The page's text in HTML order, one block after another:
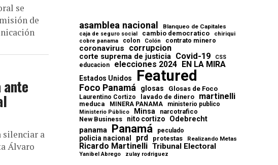
se
de
ante
silenciar a
Álvaro
asamblea nacional Blanqueo de Capitales
caja de seguro social cambio democratico chiriqui
cobre panama colon Colón contrato minero
coronavirus corrupcion
corte suprema de justicia Covid-19 CSS
educacion elecciones 2024 EN LA MIRA
Estados Unidos Featured
Foco Panamá glosas Glosas de Foco
Laurentino Cortizo lavado de dinero martinelli
meduca MINERA PANAMA ministerio publico
Ministerio Público Minsa
narcotrafico
New Business
nito cortizo
Odebrecht
panama Panamá peculado
policia nacional prd protestas Realizando Metas
Ricardo Martinelli Tribunal Electoral
Yanibel Abrego zulay rodriguez